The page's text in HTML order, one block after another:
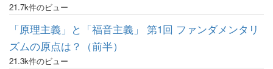
21.7k件のビュー
「原理主義」と「福音主義」 第1回 ファンダメンタリ
ズムの原点は？（前半）
21.3k件のビュー